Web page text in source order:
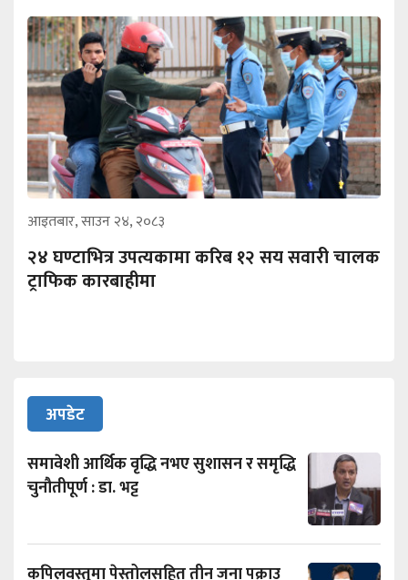
आइतबार, साउन २४, २०८३
२४ घण्टाभित्र उपत्यकामा करिब १२ सय सवारी चालक
ट्राफिक कारबाहीमा
अपडेट
समावेशी आर्थिक वृद्धि नभए सुशासन र समृद्धि
चुनौतीपूर्ण : डा. भट्ट
कपिलवस्तुमा पेस्तोलसहित तीन जना पक्राउ